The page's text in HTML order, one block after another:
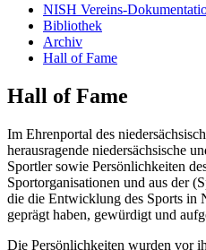
NISH Vereins-
Bibliothek
Archiv
Hall of Fame
Hall of Fame
Im Ehrenportal des
herausragende niedersächsische
Sportler sowie Persönlichkeiten
Sportorganisationen und aus der
die die Entwicklung des Sports in
geprägt haben, gewürdigt und
Die Persönlichkeiten wurden vor